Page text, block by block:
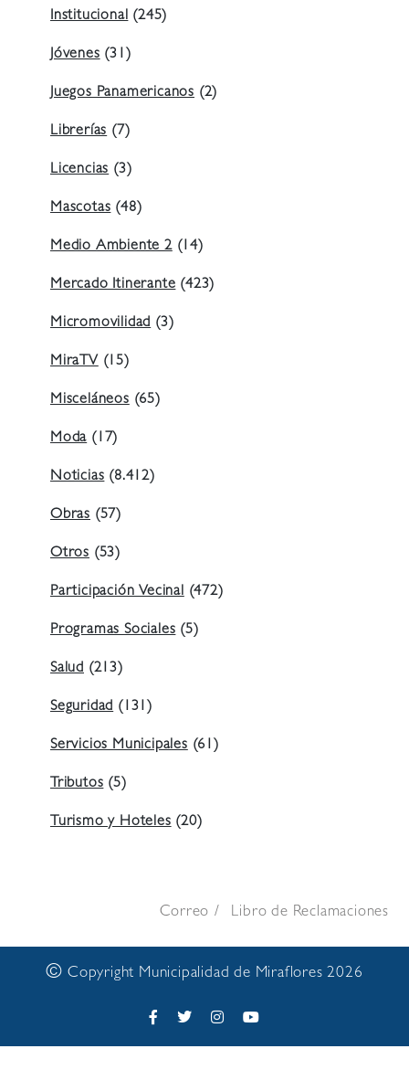
Institucional (245)
Jóvenes (31)
Juegos Panamericanos (2)
Librerías (7)
Licencias (3)
Mascotas (48)
Medio Ambiente 2(14)
Mercado Itinerante (423)
Micromovilidad (3)
MiraTV (15)
Misceláneos (65)
Moda (17)
Noticias (8.412)
Obras (57)
Otros (53)
Participación Vecinal (472)
Programas Sociales (5)
Salud (213)
Seguridad (131)
Servicios Municipales (61)
Tributos (5)
Turismo y Hoteles (20)
Correo Libro de Reclamaciones
© Copyright Municipalidad de Miraflores 2026